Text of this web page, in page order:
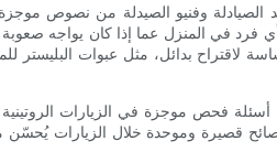
فرد في المنزل عما إذا كان يواجه
لاقتراح بدائل، مثل عبوات البليستر
فحص موجزة في الزيارات
قصيرة وموحدة خلال الزيارات